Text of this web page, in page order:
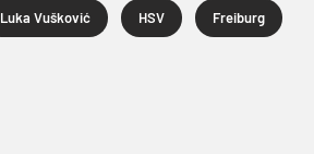
Luka Vušković HSV Freiburg